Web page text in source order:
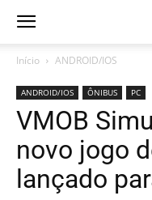
Início ANDROID/IOS
ANDROID/IOS ÔNIBUS PC
VMOB
novo jogo
lançado